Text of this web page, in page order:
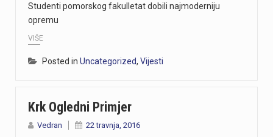
Studenti pomorskog fakulletat dobili najmoderniju
opremu
VIŠE
Posted in Uncategorized, Vijesti
Krk Ogledni Primjer
Vedran 22 travnja, 2016